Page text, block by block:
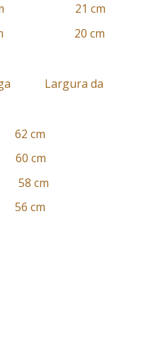
21 cm
20 cm
Largura da
cm
cm
cm
cm